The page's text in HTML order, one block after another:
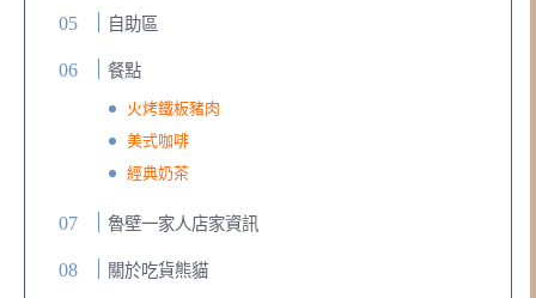
自助區
餐點
火烤鐵板豬肉
美式咖啡
經典奶茶
魯壁一家人店家資訊
關於吃貨熊貓